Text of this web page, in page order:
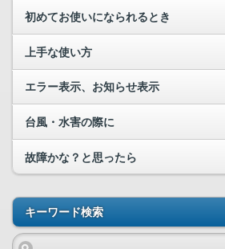
初めてお使いになられるとき
上手な使い方
エラー表示、お知らせ表示
台風・水害の際に
故障かな？と思ったら
キーワード検索